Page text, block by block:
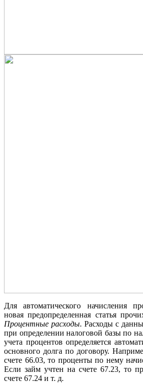
Для автоматического начисления
новая предопределенная статья
Процентные расходы. Расходы с
при определении налоговой базы по
учета процентов определяется
основного долга по договору.
счете 66.03, то проценты по нему
Если займ учтен на счете 67.23, то
счете 67.24 и т. д.